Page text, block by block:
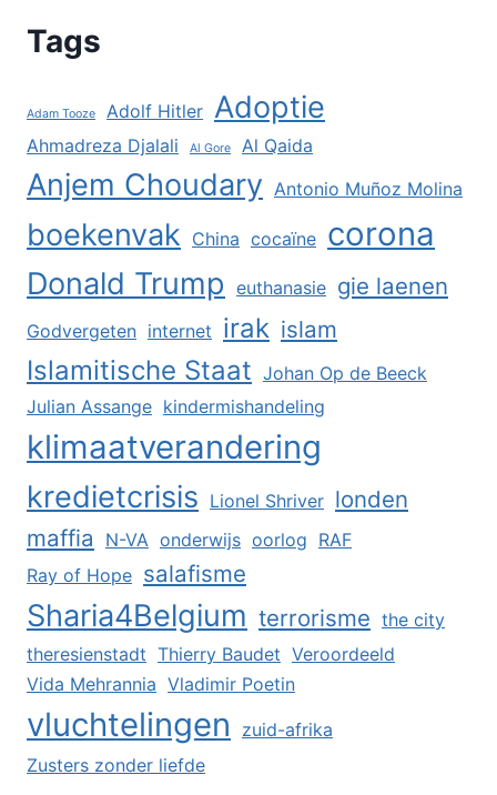
Tags
Adam Tooze Adolf Hitler Adoptie
Ahmadreza Djalali Al Gore Al Qaida
Anjem Choudary Antonio Muñoz Molina
boekenvak China cocaïne corona
Donald Trump euthanasie gie laenen
Godvergeten internet irak islam
Islamitische Staat Johan Op de Beeck
Julian Assange kindermishandeling
klimaatverandering
kredietcrisis Lionel Shriver londen
maffia
N-VA onderwijs oorlog RAF
Ray of Hope salafisme
Sharia4Belgium terrorisme the city
theresienstadt Thierry Baudet Veroordeeld
Vida Mehrannia Vladimir Poetin
vluchtelingen
zuid-afrika
Zusters zonder liefde